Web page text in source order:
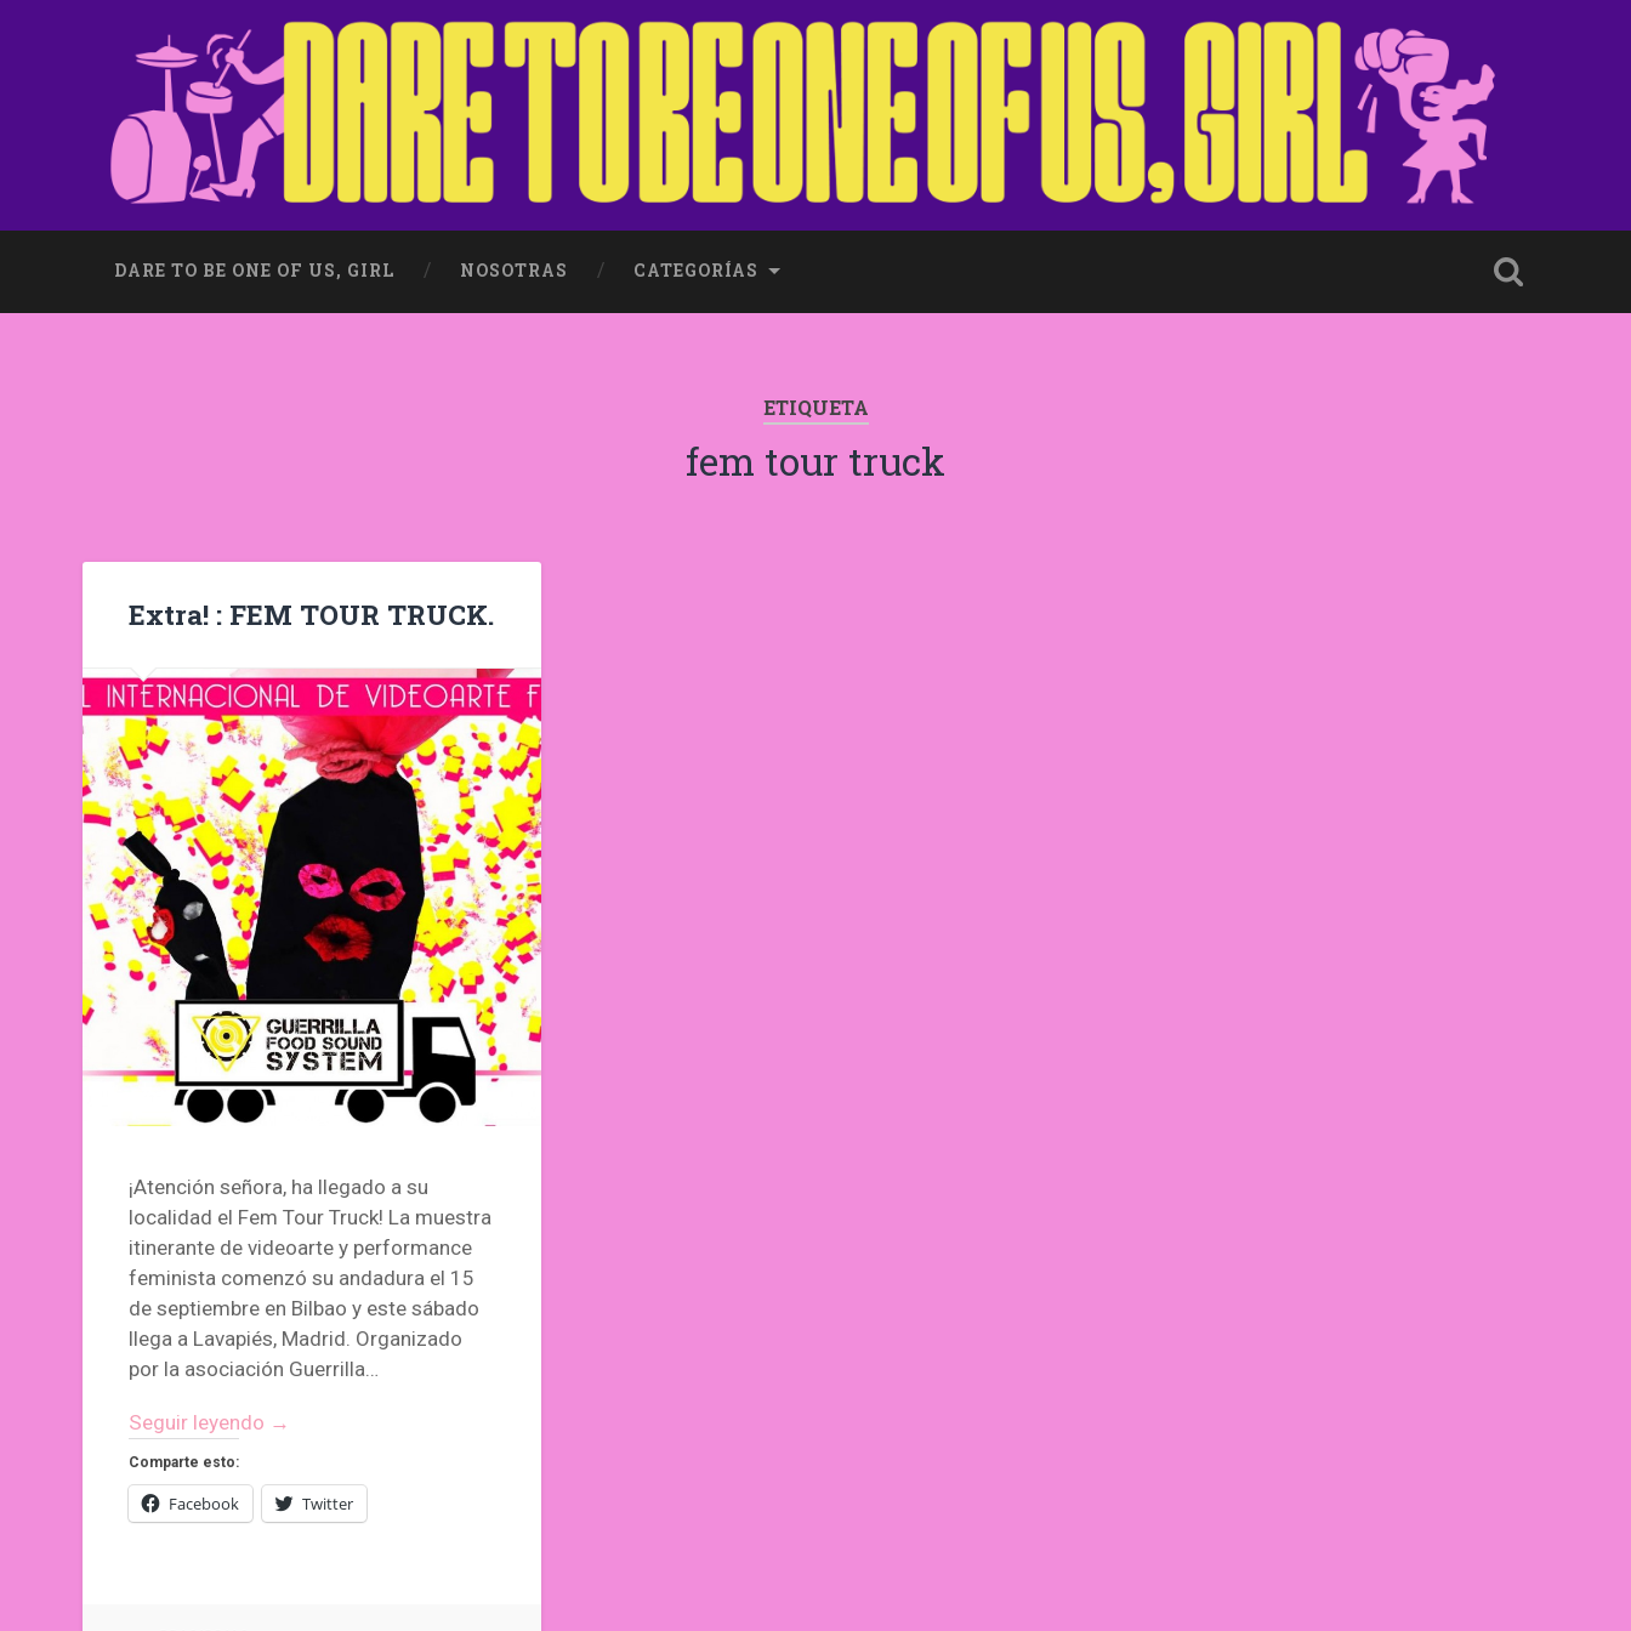
DARE TO BE ONE OF US, GIRL NOSOTRAS CATEGORÍAS
ETIQUETA
fem tour truck
Extra! : FEM TOUR TRUCK.
¡Atención señora, ha llegado a su
localidad el Fem Tour Truck! La muestra
itinerante de videoarte y performance
feminista comenzó su andadura el 15
de septiembre en Bilbao y este sábado
llega a Lavapiés, Madrid. Organizado
por la asociación Guerrilla…
Seguir leyendo →
Comparte esto:
Facebook Twitter